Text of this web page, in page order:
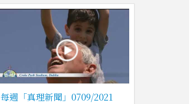
每週「真理新聞」0709/2021